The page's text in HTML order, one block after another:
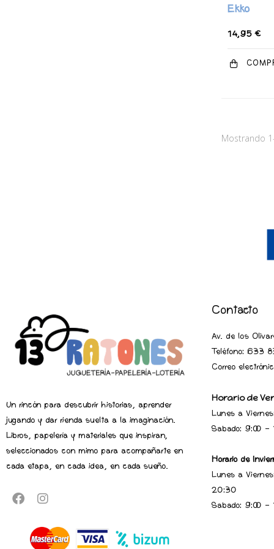
Ekko
14,95 €
Mostrando
Un rincón para descubrir historias, aprender
jugando y dar rienda suelta a la imaginación.
Libros, papelería y materiales que inspiran,
seleccionados con mimo para acompañarte en
cada etapa, en cada idea, en cada sueño.
Contacto
Av. de los
Teléfono: 633
Correo
Horario de
Lunes a
Sabado: 9:00 -
Horario de
Lunes a
20:30
Sabado: 9:00 -